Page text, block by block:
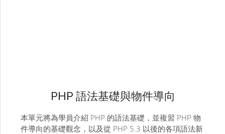
PHP 語法基礎與物件導向
本單元將為學員介紹 PHP 的語法基礎，並複習 PHP 物
件導向的基礎觀念，以及從 PHP 5.3 以後的各項語法新